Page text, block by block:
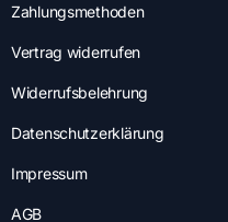
Zahlungsmethoden
Vertrag widerrufen
Widerrufsbelehrung
Datenschutzerklärung
Impressum
AGB